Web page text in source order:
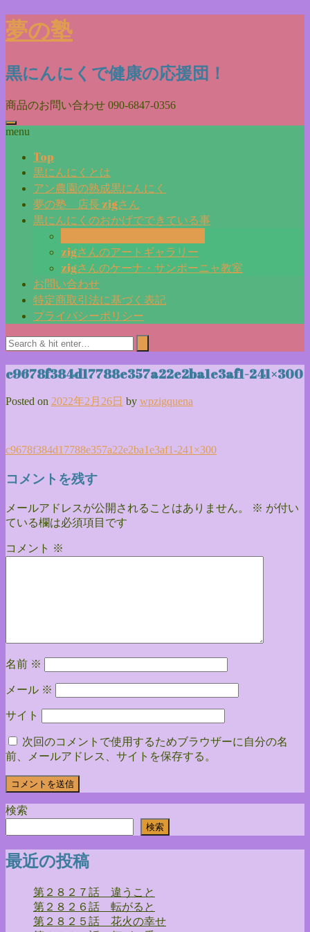
Skip
to
content
夢の塾
黒にんにくで健康の応援団！
商品のお問い合わせ 090-6847-0356
menu
Top
黒にんにくとは
アン農園の熟成黒にんにく
夢の塾 店長 zigさん
黒にんにくのおかげでできている事
zigさんのアートギャラリー
zigさんのケーナ・サンポーニャ教室
お問い合わせ
特定商取引法に基づく表記
プライバシーポリシー
c9678f384d17788e357a22e2ba1e3af1-241×300
Posted on 2022年2月26日 by wpzigquena
投
稿
ナ
ビ
ゲ
ン
c9678f384d17788e357a22e2ba1e3af1-241×300
コメントを残す
メールアドレスが公開されることはありません。 ※ が付い
ている欄は必須項目です
コメント ※
名前 ※
メール ※
サイト
次回のコメントで使用するためブラウザーに自分の名
前、メールアドレス、サイトを保存する。
検索
検索
最近の投稿
第２８２７話 違うこと
第２８２６話 転がると
第２８２５話 花火の幸せ